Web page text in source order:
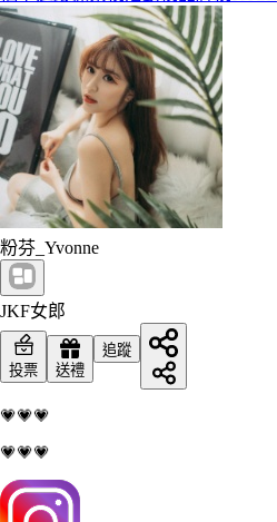
粉芬_Yvonne
JKF女郎
投票 送禮
追蹤
💗💗💗
💗💗💗